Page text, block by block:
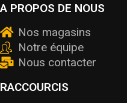
A PROPOS DE NOUS
Nos magasins
Notre équipe
Nous contacter
RACCOURCIS